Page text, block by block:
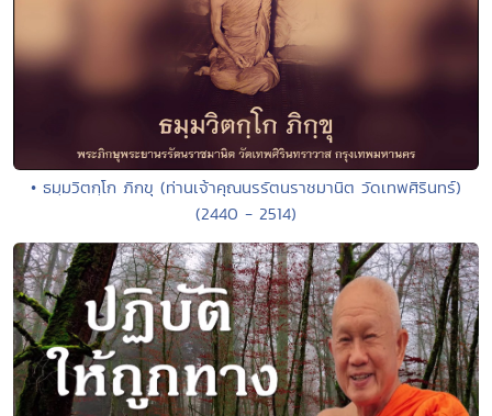
• ธมฺมวิตกฺโก ภิกขุ (ท่านเจ้าคุณนรรัตนราชมานิต วัดเทพศิรินทร์)
(2440 - 2514)